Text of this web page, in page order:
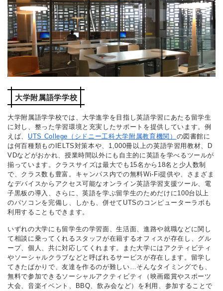
大学附属語学学校
大学附属語学学校では、大学進学を目指し英語学習にあたる留学生
に対し、整った学習環境と充実したサポートを提供しています。例
えば、 UTS College（シドニー工科大学附属教育機関） の図書館に
は何百種類ものIELTS対策本や、1,000冊以上の英語学習用教材、D
VDなどがおかれ、授業時間以外にも自主的に英語を学べるツールが
揃っています。クラスサイズは最大でも15名から18名と少人数制
で、クラス数も豊富。キャンパス内での無料Wi-Fi提供や、さまざま
なデバイスからアクセス可能なオンライン英語学習支援ツール、電
子黒板の導入、さらに、英語を学ぶ留学生のためだけに100台以上
のパソコンを完備し、しかも、併せてUTSのコンピューターラボも
利用することもできます。
いずれの大学にも留学生の学習面、生活面、進路や就職などに関し
て相談に乗ってくれるスタッフが在籍するオフィスが存在し、グル
ープ、個人、共に対応してくれます。また大学にはアクティビティ
やソーシャルクラブなどと呼ばれるサービスが存在します。留学し
てきたばかりで、友達を作るのが難しい…そんなタイミングでも、
無料で参加できるソーシャルアクティビティ（映画鑑賞やスポーツ
大会、音楽イベント、BBQ、飲み会など）を利用、参加することで